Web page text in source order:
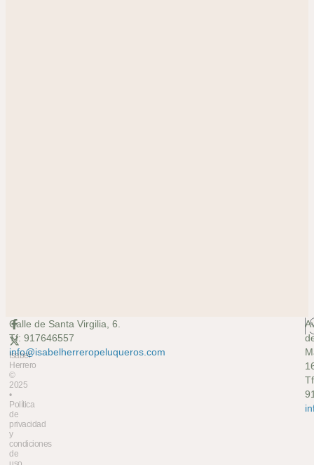
Calle de Santa Virgilia, 6.
Tf: 917646557
info@isabelherreropeluqueros.com
Isabel
Herrero
©
2025
•
Política
de
privacidad
y
condiciones
de